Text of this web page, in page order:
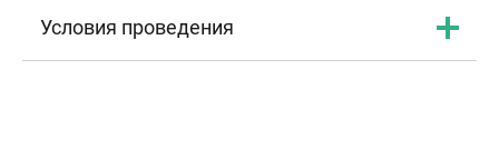
Условия проведения